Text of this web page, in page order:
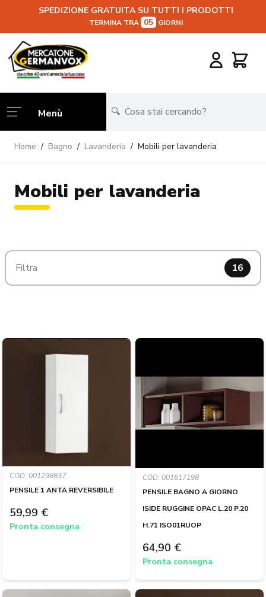
SPEDIZIONE GRATUITA SU TUTTI I PRODOTTI
TERMINA TRA 05 GIORNI
Salta al contenuto
Carrello
Menù
Home / Bagno / Lavanderia / Mobili per lavanderia
Mobili per lavanderia
Filtra 16
COD: 001298837
PENSILE 1 ANTA REVERSIBILE
59,99 €
Pronta consegna
COD: 001617198
PENSILE BAGNO A GIORNO
ISIDE RUGGINE OPAC L.20 P.20
H.71 ISO01RUOP
64,90 €
Pronta consegna